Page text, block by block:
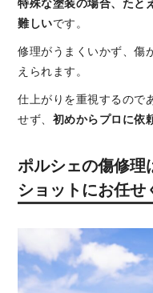
特殊な塗装の場合、たと
難しいです。
修理がうまくいかず、傷
えられます。
仕上がりを重視するので
せず、 初めからプロに依
ポルシェの傷修理
ショットにお任せ